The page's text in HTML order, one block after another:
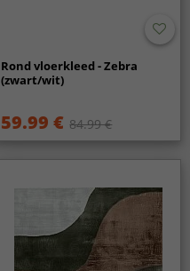
Rond vloerkleed - Zebra
(zwart/wit)
59.99 € 84.99 €